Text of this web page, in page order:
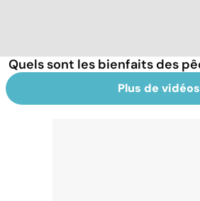
Quels sont les bienfaits des
Plus de vidéos